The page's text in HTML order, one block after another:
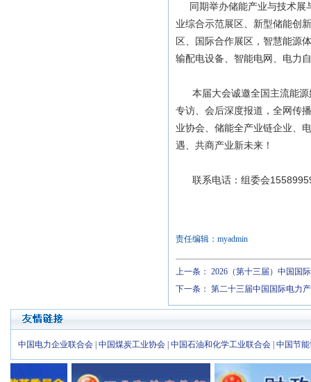
同期举办储能产业与技术展
业综合示范展区、新型储能创
区、国际合作展区，智慧能源
输配电设备、智能电网、电力
本届大会诚邀全国主流能源
专访、会后深度报道，全网传
业协会、储能全产业链企业、
遇、共商产业新未来！
联系电话：组委会
责任编辑：myadmin
上一条： 2026（第十三届）中国国
下一条： 第二十三届中国国际电力
中国电力企业联合会 中国煤炭工业协会 中国石油和化学工业联合会 中国节